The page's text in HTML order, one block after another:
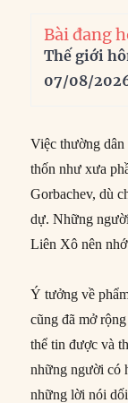
Bài đang
Thế giới
07/08/
Việc thường
thốn như xưa
Gorbachev, dù
dự. Những
Liên Xô nên
Ý tưởng về
cũng đã mở
thể tin được và
những người có
những lời nói